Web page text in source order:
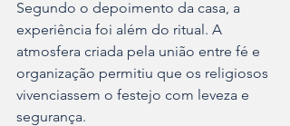
Segundo o depoimento da casa, a
experiência foi além do ritual. A
atmosfera criada pela união entre fé e
organização permitiu que os religiosos
vivenciassem o festejo com leveza e
segurança.